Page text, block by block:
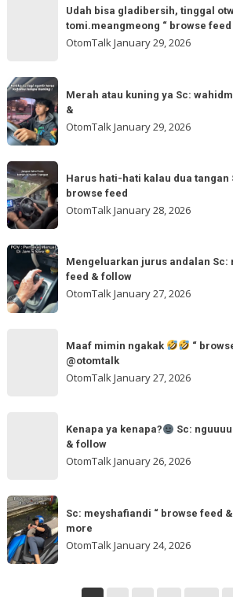
akmschooldrive_cikarang
&
follow
gladibersih,
otw
🌬
🌬
Sc:
“
browse
feed
Udah bisa gladibersih, tinggal
tomi.meangmeong “ browse feed
OtomTalkJanuary 29, 2026
Merah
atau
kuning
ya
Sc:
wahidmobil.id
“
browse
Merah atau kuning ya Sc:
&
OtomTalk January 29, 2026
Harus
hati-
hati
kalau
dua
tangan
Sc:
arvanjayamotor
Harus hati-hati kalau dua tangan
browse feed
OtomTalkJanuary 28, 2026
Mengeluarkan
jurus
andalan
Sc:
Mengeluarkan jurus andalan Sc:
feed & follow
OtomTalkJanuary 27, 2026
follow
@otomtalk
Maaf mimin ngakak
“
@otomtalk
OtomTalkJanuary 27, 2026
Sc:
nguuuuuuung
“
browse
Kenapa ya kenapa?
Sc:
& follow
OtomTalkJanuary 26, 2026
Sc:
meyshafiandi
“
browse
Sc: meyshafiandi “ browse feed
more
OtomTalkJanuary 24, 2026